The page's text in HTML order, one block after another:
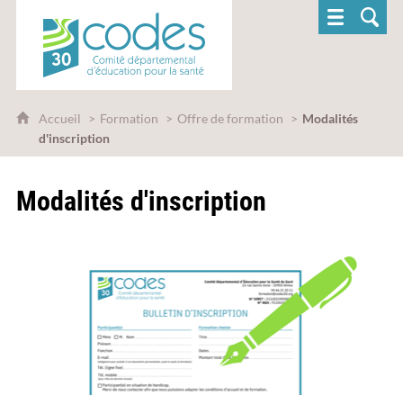
CoDES 30 - Comité départemental
Accueil Formation Offre de formation
Modalités
d'inscription
Modalités d'inscription